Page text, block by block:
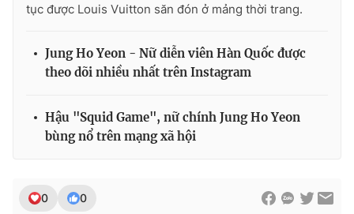
tục được Louis Vuitton săn đón ở mảng thời trang.
Jung Ho Yeon - Nữ diễn viên Hàn Quốc được
theo dõi nhiều nhất trên Instagram
Hậu "Squid Game", nữ chính Jung Ho Yeon
bùng nổ trên mạng xã hội
0 0